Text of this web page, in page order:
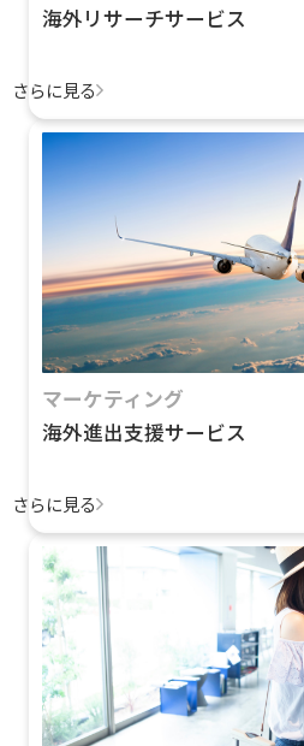
海外リサーチサービス
さらに見る
マーケティング
海外進出支援サービス
さらに見る